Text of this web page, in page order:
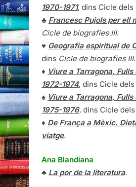
1970-1971, dins Cicle dels
♣ Francesc Pujols per ell
Cicle de biografies III.
♥ Geografia espiritual de
dins Cicle de biografies III.
♦ Viure a Tarragona, Fulls
1972-1974, dins Cicle
♠ Viure a Tarragona, Fulls
1975-1976, dins Cicle
♦ De França a Mèxic.
viatge.
Ana Blandiana
♣ La por de la literatura.